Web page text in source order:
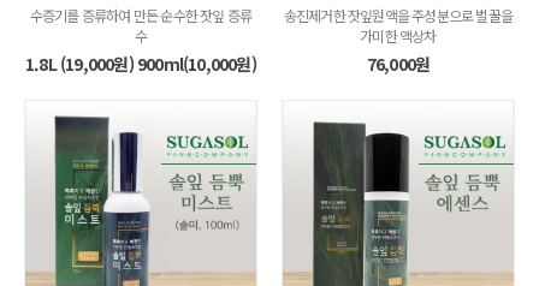
수증기를 증류하여 만든 순수한 잣잎 증류
수
1.8L (19,000원) 900ml(10,000원)
송진제거한 잣잎원액을 주성분으로 벌꿀을
가미한 액상차
76,000원